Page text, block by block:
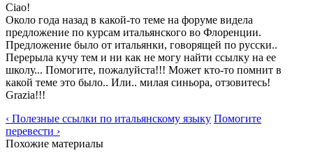
Ciao!
Около года назад в какой-то теме на форуме видела
предложение по курсам итальянского во Флоренции.
Предложение было от итальянки, говорящей по русски..
Перерыла кучу тем и ни как не могу найти ссылку на ее
школу... Помогите, пожалуйста!!! Может кто-то помнит в
какой теме это было.. Или.. милая синьора, отзовитесь!
Grazia!!!
‹ Полезные ссылки по итальянскому языку Помогите
перевести ›
Похожие материалы